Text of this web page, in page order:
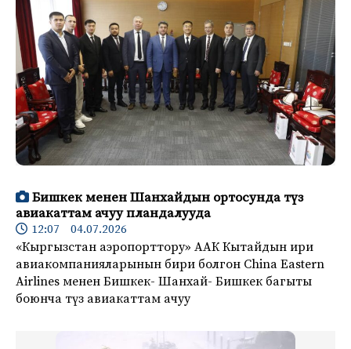
Бишкек менен Шанхайдын ортосунда түз
авиакаттам ачуу пландалууда
12:07 04.07.2026
«Кыргызстан аэропорттору» ААК Кытайдын ири
авиакомпанияларынын бири болгон China Eastern
Airlines менен Бишкек- Шанхай- Бишкек багыты
боюнча түз авиакаттам ачуу